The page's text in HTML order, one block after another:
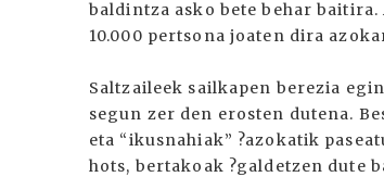
baldintza asko bete behar
10.000 pertsona joaten dira
Saltzaileek sailkapen berezia
segun zer den erosten dutena.
eta “ikusnahiak” ?azokatik
hots, bertakoak ?galdetzen dute